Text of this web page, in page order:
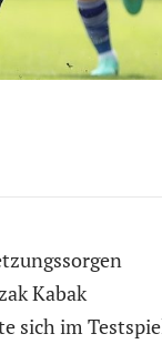
Kabak
sich im